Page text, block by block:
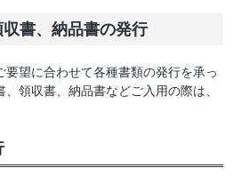
書、納品書の発行
望に合わせて各種書類の発行を承っ
領収書、納品書などご入用の際は、